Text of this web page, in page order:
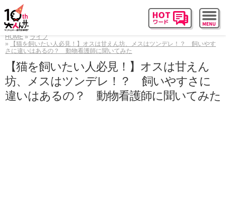
HOME
ライフ
【猫を飼いたい人必見！】オスは甘えん坊、メスはツンデレ！？ 飼いやす
さに違いはあるの？ 動物看護師に聞いてみた
【猫を飼いたい人必見！】オスは甘えん
坊、メスはツンデレ！？ 飼いやすさに
違いはあるの？ 動物看護師に聞いてみた